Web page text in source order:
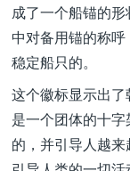
成了一个船锚的
中对备用锚的称
稳定船只的。
这个徽标显示出
是一个团体的十
的，并引导人越